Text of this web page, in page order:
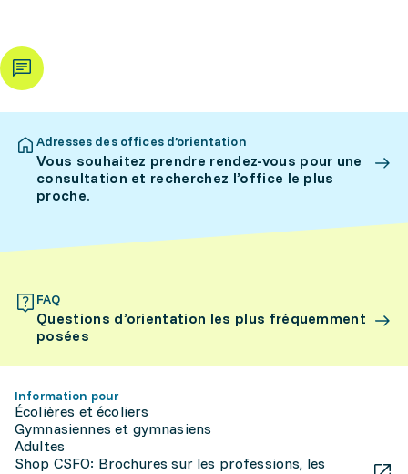
Adresses des offices d’orientation
Vous souhaitez prendre rendez-vous pour une
consultation et recherchez l’office le plus
proche.
FAQ
Questions d’orientation les plus fréquemment
posées
Information pour
Écolières et écoliers
Gymnasiennes et gymnasiens
Adultes
Shop CSFO: Brochures sur les professions, les